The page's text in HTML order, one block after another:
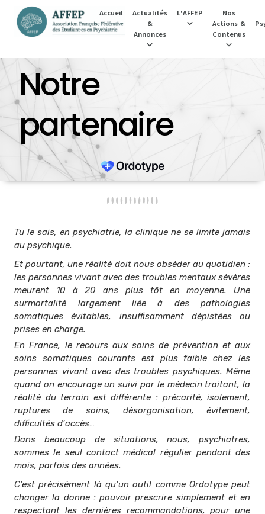
Accueil
Actualités
&
Annonces
L'AFFEP
Nos
Actions &
Contenus
Notre
partenaire
Tu le sais, en psychiatrie, la clinique ne se limite jamais
au psychique.
Et pourtant, une réalité doit nous obséder au quotidien :
les personnes vivant avec des troubles mentaux sévères
meurent 10 à 20 ans plus tôt en moyenne. Une
surmortalité largement liée à des pathologies
somatiques évitables, insuffisamment dépistées ou
prises en charge.
En France, le recours aux soins de prévention et aux
soins somatiques courants est plus faible chez les
personnes vivant avec des troubles psychiques. Même
quand on encourage un suivi par le médecin traitant, la
réalité du terrain est différente : précarité, isolement,
ruptures de soins, désorganisation, évitement,
difficultés d’accès…
Dans beaucoup de situations, nous, psychiatres,
sommes le seul contact médical régulier pendant des
mois, parfois des années.
C’est précisément là qu’un outil comme Ordotype peut
changer la donne : pouvoir prescrire simplement et en
respectant les dernières recommandations, pour une